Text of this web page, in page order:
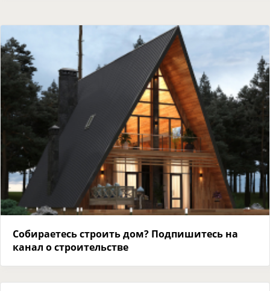
Собираетесь строить дом? Подпишитесь на
канал о строительстве